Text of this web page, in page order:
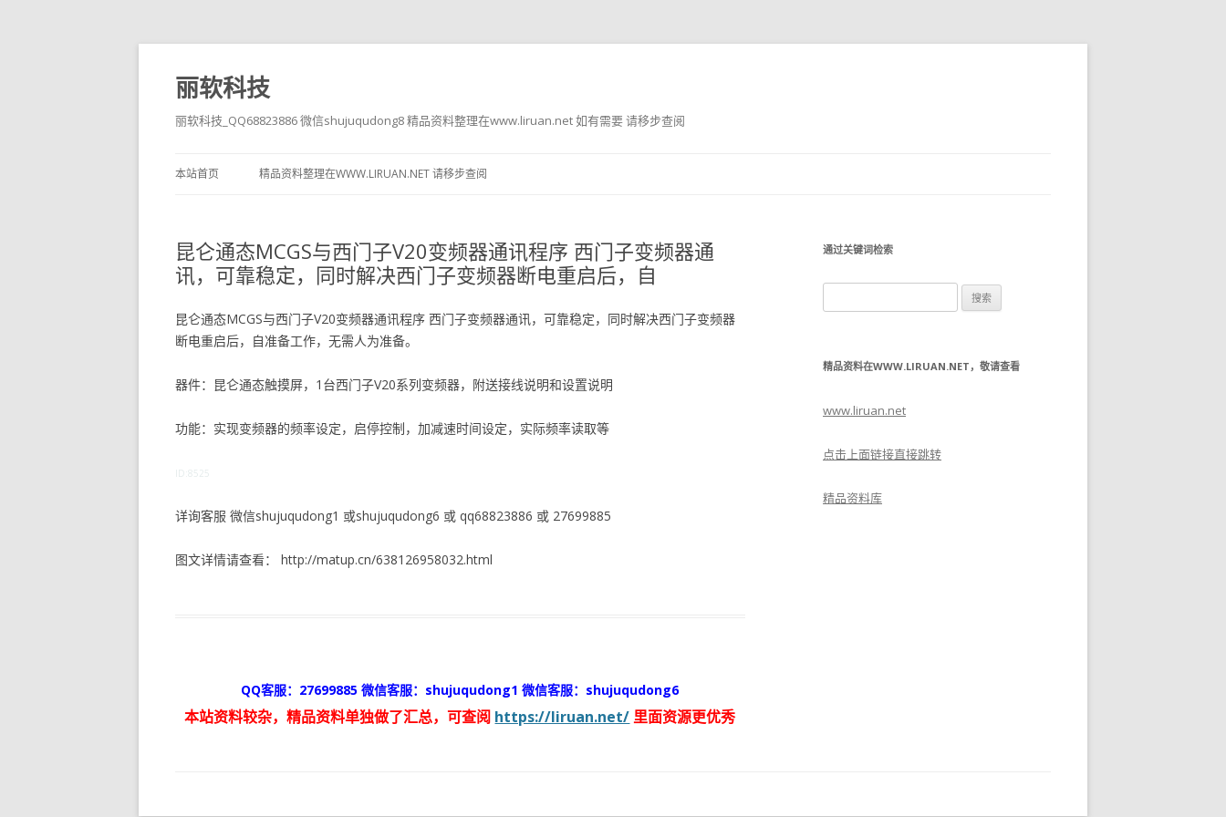
丽软科技
丽软科技_QQ68823886 微信shujuqudong8 精品资料整理在www.liruan.net 如有需要 请移步查阅
本站首页 精品资料整理在WWW.LIRUAN.NET 请移步查阅
昆仑通态MCGS与西门子V20变频器通讯程序 西门子变频器通
讯，可靠稳定，同时解决西门子变频器断电重启后，自
昆仑通态MCGS与西门子V20变频器通讯程序 西门子变频器通讯，可靠稳定，同时解决西门子变频器
断电重启后，自准备工作，无需人为准备。
器件：昆仑通态触摸屏，1台西门子V20系列变频器，附送接线说明和设置说明
功能：实现变频器的频率设定，启停控制，加减速时间设定，实际频率读取等
ID:8525
详询客服 微信shujuqudong1 或shujuqudong6 或 qq68823886 或 27699885
图文详情请查看： http://matup.cn/638126958032.html
QQ客服：27699885 微信客服：shujuqudong1 微信客服：shujuqudong6
本站资料较杂，精品资料单独做了汇总，可查阅 https://liruan.net/ 里面资源更优秀
通过关键词检索
索：
精品资料在WWW.LIRUAN.NET，敬请查看
www.liruan.net
点击上面链接直接跳转
精品资料库